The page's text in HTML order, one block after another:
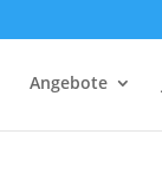
Angebote